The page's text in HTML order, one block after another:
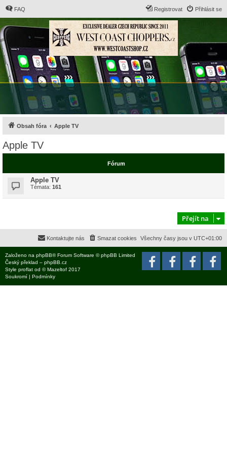
FAQ Přihlásit se
Registrovat
Obsah fóra Apple TV
Apple TV
Fórum
Apple TV
Témata: 161
Přejít na
Všechny časy jsou v UTC+01:00
Smazat cookies
Kontaktujte nás
Založeno na phpBB® Forum Software © phpBB Limited
Český překlad – phpBB.cz
Style proflat od ©Mazeltof 2017
Soukromí | Podmínky